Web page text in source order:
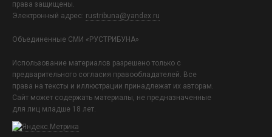
права защищены.
Электронный адрес: rustribuna@yandex.ru
Объединенные СМИ «РУСТРИБУНА»
Использование материалов разрешено только с
предварительного согласия правообладателей. Все
права на тексты и иллюстрации принадлежат их авторам.
Сайт может содержать материалы, не предназначенные
для лиц младше 18 лет.